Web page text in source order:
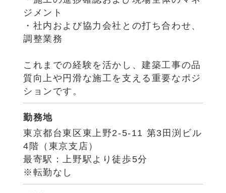
ジメント
・社内および協力会社との打ち合わせ、
調整業務
これまでの経験を活かし、建築工事の品
質向上や円滑な施工を支える重要なポジ
ションです。
勤務地
東京都台東区東上野2-5-11 第3田渕ビル
4階（東京支店）
最寄駅：上野駅より徒歩5分
※転勤なし